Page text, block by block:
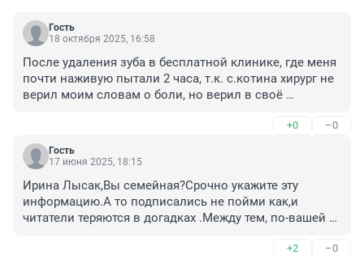
Гость
18 октября 2025, 16:58
После удаления зуба в бесплатной клинике, где меня
почти наживую пытали 2 часа, т.к. с.котина хирург не
верил моим словам о боли, но верил в своё
стонете, а у меня на минуточку судорогой ноги от
боли свело и ногти о кресло стоматологическое
были поломаны, как я от боли в него цеплялась... в
выпиливания наугад перемычки между сосеним
зубом уже в поисках неуловимого корня, причем уже
подключился и второй хирург и медсестра, меня
+0 –0
Гость
17 июня 2025, 18:15
Ирина Лысак,Вы семейная?Срочно укажите эту
информацию.А то подписались не пойми как,и
читатели теряются в догадках .Между тем, по-вашей
восприятия.А если серьезно -неловко за вас даже.Вы
+2 –0